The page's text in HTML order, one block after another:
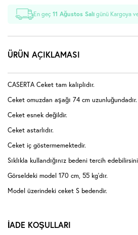
En geç11 Ağustos Salı günü Kargoya
ÜRÜN AÇIKLAMASI
CASERTA Ceket tam kalıplıdır.
Ceket omuzdan aşağı 74 cm uzunluğundadır.
Ceket esnek değildir.
Ceket astarlıdır.
Ceket iç göstermemektedir.
Sıklıkla kullandığınız bedeni tercih
Görseldeki model 170 cm, 55 kg'dır.
Model üzerindeki ceket S bedendir.
İADE KOŞULLARI